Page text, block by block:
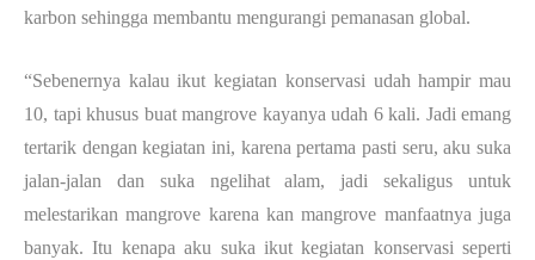
karbon sehingga membantu mengurangi pemanasan global.
“Sebenernya kalau ikut kegiatan konservasi udah hampir mau
10, tapi khusus buat mangrove kayanya udah 6 kali. Jadi emang
tertarik dengan kegiatan ini, karena pertama pasti seru, aku suka
jalan-jalan dan suka ngelihat alam, jadi sekaligus untuk
melestarikan mangrove karena kan mangrove manfaatnya juga
banyak. Itu kenapa aku suka ikut kegiatan konservasi seperti